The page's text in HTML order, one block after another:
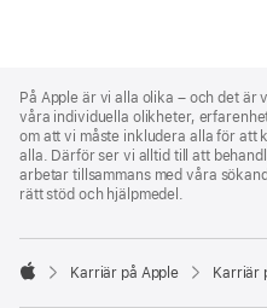
Footer
På Apple är vi alla olika – och det
våra individuella olikheter,
om att vi måste inkludera alla för att
alla. Därför ser vi alltid till att
arbetar tillsammans med våra
rätt stöd och hjälpmedel.

Karriär på Apple Karriär